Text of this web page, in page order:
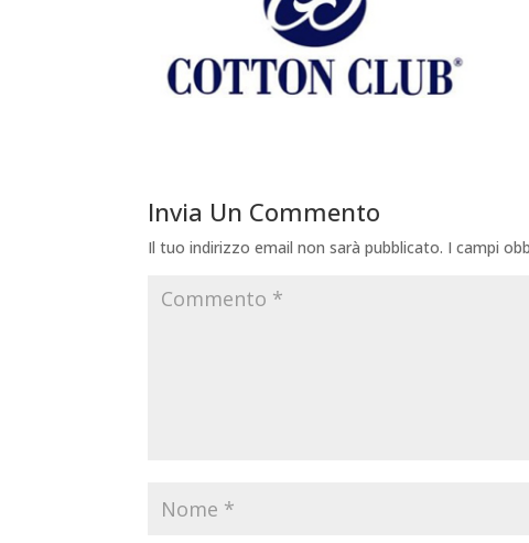
Invia Un Commento
Il tuo indirizzo email non sarà pubblicato. I campi